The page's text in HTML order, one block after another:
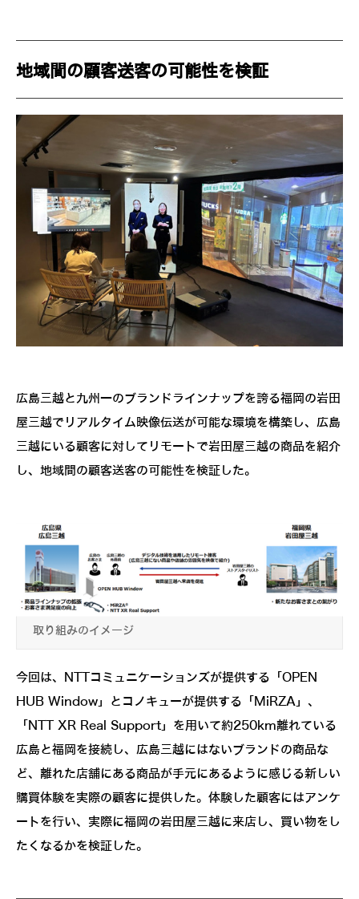
地域間の顧客送客の可能性を検証
広島三越と九州一のブランドラインナップを誇る福岡の岩田
屋三越でリアルタイム映像伝送が可能な環境を構築し、広島
三越にいる顧客に対してリモートで岩田屋三越の商品を紹介
し、地域間の顧客送客の可能性を検証した。
取り組みのイメージ
今回は、NTTコミュニケーションズが提供する「OPEN
HUB Window」とコノキューが提供する「MiRZA」、
「NTT XR Real Support」を用いて約250km離れている
広島と福岡を接続し、広島三越にはないブランドの商品な
ど、離れた店舗にある商品が手元にあるように感じる新しい
購買体験を実際の顧客に提供した。体験した顧客にはアンケ
ートを行い、実際に福岡の岩田屋三越に来店し、買い物をし
たくなるかを検証した。